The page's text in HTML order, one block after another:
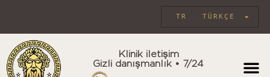
TÜRKÇE
TR
Klinik iletişim
Gizli danışmanlık • 7/24